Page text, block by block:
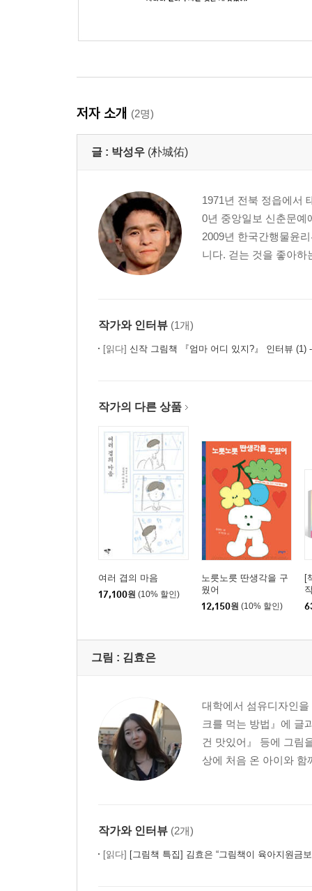
저자 소개 (2명)
글 : 박성우 (朴城佑)
1971년 전북 정읍에서
0년 중앙일보 신춘문예
2009년 한국간행물윤
니다. 걷는 것을 좋아하
작가와 인터뷰 (1개)
[읽다] 신작 그림책 『엄마 어디 있지?』 인터뷰 (1)
작가의 다른 상품
여러 겹의 마음
17,100원 (10% 할인)
노릇노릇 딴생각을 구
웠어
12,150원 (10% 할인)
[
그림 : 김효은
대학에서 섬유디자인
크를 먹는 방법』에 글
건 맛있어』 등에 그림
상에 처음 온 아이와 함
작가와 인터뷰 (2개)
[읽다] [그림책 특집] 김효은 “그림책이 육아지원금보다 더 든든